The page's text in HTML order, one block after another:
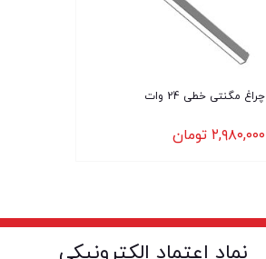
چراغ مگنتی خطی 24 وات
۲,۹۸۰,۰۰۰ تومان
نماد اعتماد الکترونیکی